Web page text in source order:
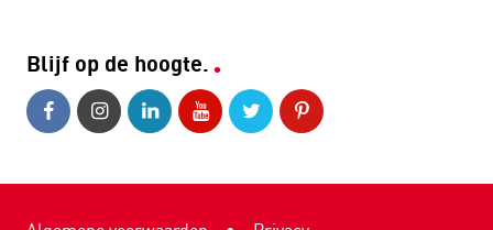
Blijf op de hoogte.